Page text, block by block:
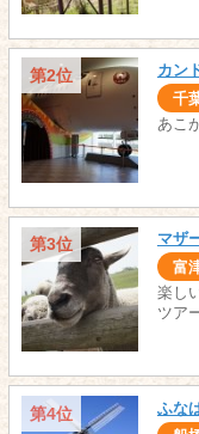
第2位 カン
千
あこ
第3位 マザ
富
楽し
ツア
第4位 ふな